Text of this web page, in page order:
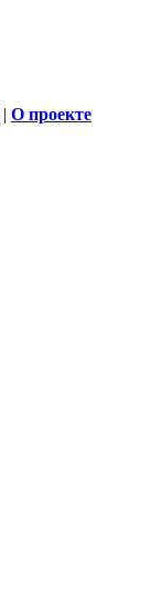
| О проекте